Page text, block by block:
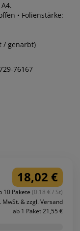
• Folienstärke:
/ genarbt)
76167
18,02 €
10 Pakete (0.18 € / St)
MwSt. & zzgl. Versand
ab 1 Paket 21,55 €